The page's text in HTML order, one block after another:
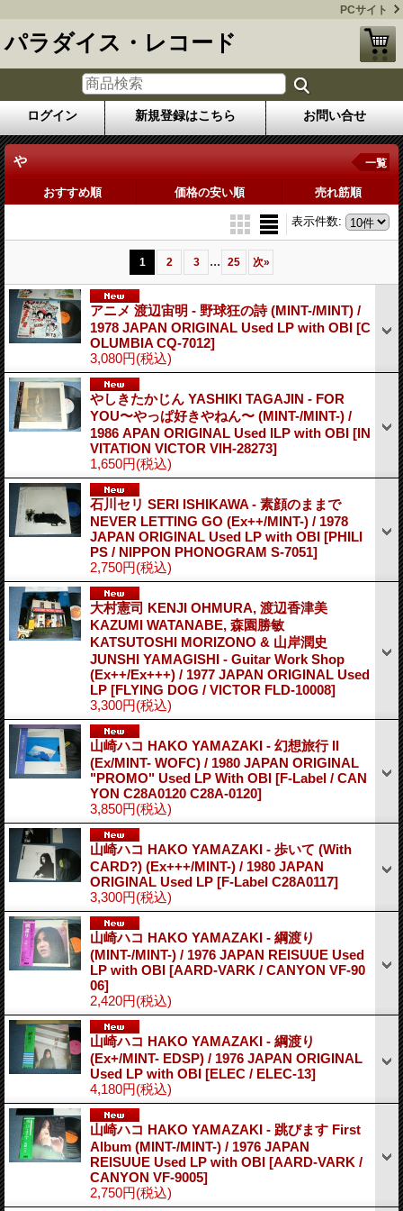
PCサイト
パラダイス・レコード
ログイン 新規登録はこちら お問い合せ
や 一覧
おすすめ順 価格の安い順 売れ筋順
表示件数:
1 2 3 ... 25 次»
アニメ 渡辺宙明 - 野球狂の詩 (MINT-/MINT) /
1978 JAPAN ORIGINAL Used LP with OBI [C
OLUMBIA CQ-7012]
3,080円(税込)
やしきたかじん YASHIKI TAGAJIN - FOR
YOU〜やっぱ好きやねん〜 (MINT-/MINT-) /
1986 APAN ORIGINAL Used lLP with OBI [IN
VITATION VICTOR VIH-28273]
1,650円(税込)
石川セリ SERI ISHIKAWA - 素顔のままで
NEVER LETTING GO (Ex++/MINT-) / 1978
JAPAN ORIGINAL Used LP with OBI [PHILI
PS / NIPPON PHONOGRAM S-7051]
2,750円(税込)
大村憲司 KENJI OHMURA, 渡辺香津美
KAZUMI WATANABE, 森園勝敏
KATSUTOSHI MORIZONO & 山岸潤史
JUNSHI YAMAGISHI - Guitar Work Shop
(Ex++/Ex+++) / 1977 JAPAN ORIGINAL Used
LP [FLYING DOG / VICTOR FLD-10008]
3,300円(税込)
山崎ハコ HAKO YAMAZAKI - 幻想旅行 II
(Ex/MINT- WOFC) / 1980 JAPAN ORIGINAL
"PROMO" Used LP With OBI [F-Label / CAN
YON C28A0120 C28A-0120]
3,850円(税込)
山崎ハコ HAKO YAMAZAKI - 歩いて (With
CARD?) (Ex+++/MINT-) / 1980 JAPAN
ORIGINAL Used LP [F-Label C28A0117]
3,300円(税込)
山崎ハコ HAKO YAMAZAKI - 綱渡り
(MINT-/MINT-) / 1976 JAPAN REISUUE Used
LP with OBI [AARD-VARK / CANYON VF-90
06]
2,420円(税込)
山崎ハコ HAKO YAMAZAKI - 綱渡り
(Ex+/MINT- EDSP) / 1976 JAPAN ORIGINAL
Used LP with OBI [ELEC / ELEC-13]
4,180円(税込)
山崎ハコ HAKO YAMAZAKI - 跳びます First
Album (MINT-/MINT-) / 1976 JAPAN
REISUUE Used LP with OBI [AARD-VARK /
CANYON VF-9005]
2,750円(税込)